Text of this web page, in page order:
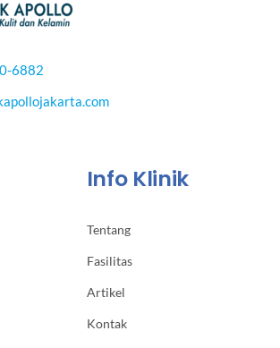
6882
Info Klinik
Tentang
Fasilitas
Artikel
Kontak